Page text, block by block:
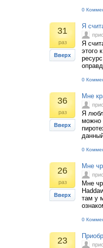
0
31
раз
Вверх
Я
Я
этого
0
36
раз
Вверх
Мне
Я
можно
0
26
раз
Вверх
Мне
Мне
там у
0
23